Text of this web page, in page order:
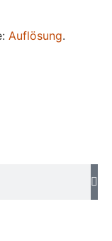
Auflösung.